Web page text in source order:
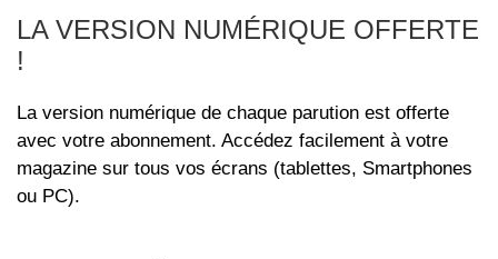
LA VERSION NUMÉRIQUE OFFERTE
!
La version numérique de chaque parution est offerte
avec votre abonnement. Accédez facilement à votre
magazine sur tous vos écrans (tablettes, Smartphones
ou PC).